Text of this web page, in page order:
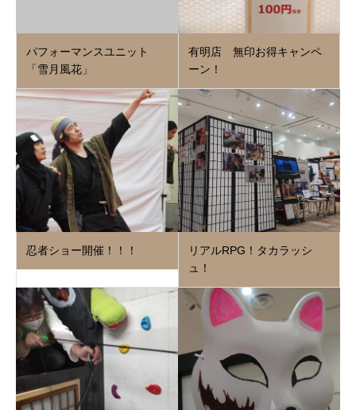
パフォーマンスユニット
「雪月風花」
有明店 無印お得キャンペ
ーン！
忍者ショー開催！！！
リアルRPG！タカラッシ
ュ！